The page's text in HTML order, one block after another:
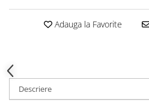
Evenimentul Istoric
Evenimentul istoric - editii
Adauga la Favorite
Descriere